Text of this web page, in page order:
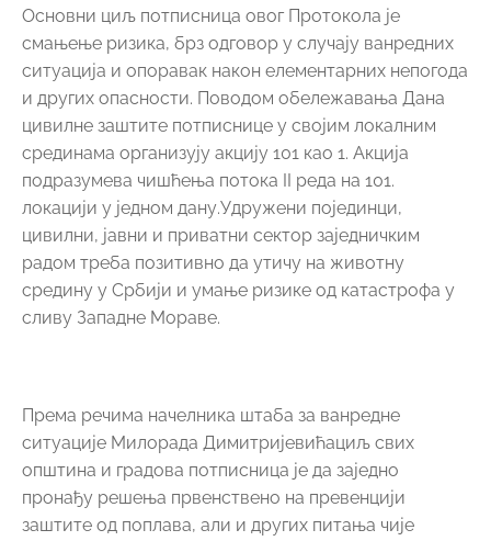
Основни циљ потписница овог Протокола је
смањење ризика, брз одговор у случају ванредних
ситуација и опоравак након елементарних непогода
и других опасности. Поводом обележавања Дана
цивилне заштите потписнице у својим локалним
срединама организују акцију 101 као 1. Акција
подразумева чишћења потока II реда на 101.
локацији у једном дану.Удружени појединци,
цивилни, јавни и приватни сектор заједничким
радом треба позитивно да утичу на животну
средину у Србији и умање ризике од катастрофа у
сливу Западне Мораве.
Према речима начелника штаба за ванредне
ситуације Милорада Димитријевићациљ свих
општина и градова потписница је да заједно
пронађу решења првенствено на превенцији
заштите од поплава, али и других питања чије